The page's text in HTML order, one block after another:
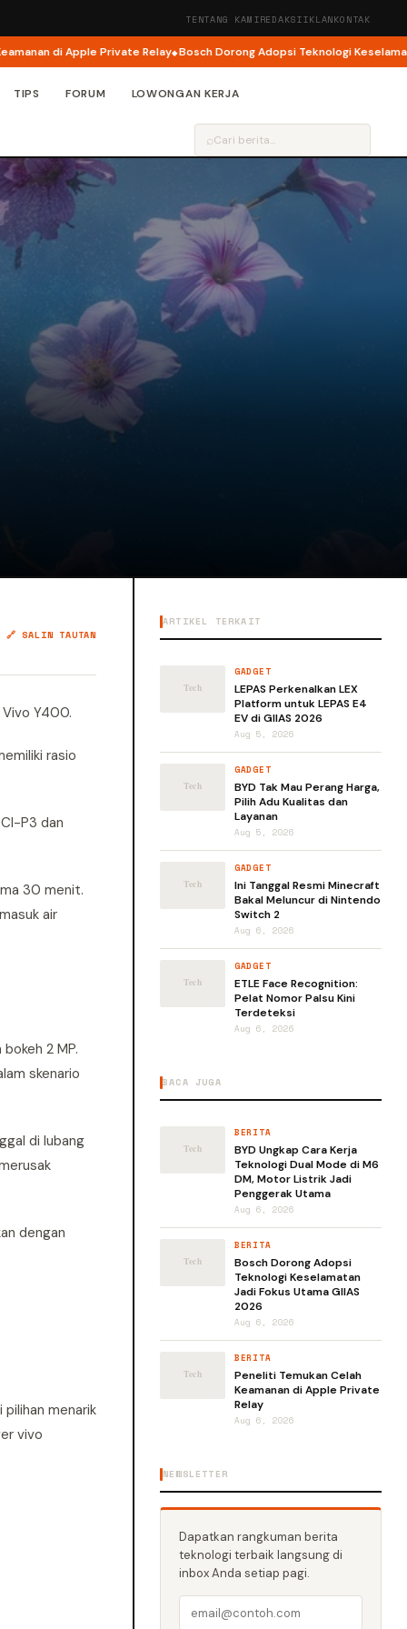
TENTANG KAMIREDAKSIIKLANKONTAK
di Apple Private Relay Bosch Dorong Adopsi Teknologi Keselamatan Jadi
TIPS FORUM LOWONGAN KERJA
⌕
🔗 SALIN TAUTAN
Y400.
rasio
P3 dan
30 menit.
air
2 MP.
skenario
di lubang
dengan
menarik
vivo
ARTIKEL TERKAIT
GADGET
LEPAS Perkenalkan LEX
Platform untuk LEPAS E4
EV di GIIAS 2026
Aug 5, 2026
GADGET
BYD Tak Mau Perang Harga,
Pilih Adu Kualitas dan
Layanan
Aug 5, 2026
GADGET
Ini Tanggal Resmi Minecraft
Bakal Meluncur di Nintendo
Switch 2
Aug 6, 2026
GADGET
ETLE Face Recognition:
Pelat Nomor Palsu Kini
Terdeteksi
Aug 6, 2026
BACA JUGA
BERITA
BYD Ungkap Cara Kerja
Teknologi Dual Mode di M6
DM, Motor Listrik Jadi
Penggerak Utama
Aug 6, 2026
BERITA
Bosch Dorong Adopsi
Teknologi Keselamatan
Jadi Fokus Utama GIIAS
2026
Aug 6, 2026
BERITA
Peneliti Temukan Celah
Keamanan di Apple Private
Relay
Aug 6, 2026
NEWSLETTER
Dapatkan rangkuman berita
teknologi terbaik langsung di
inbox Anda setiap pagi.